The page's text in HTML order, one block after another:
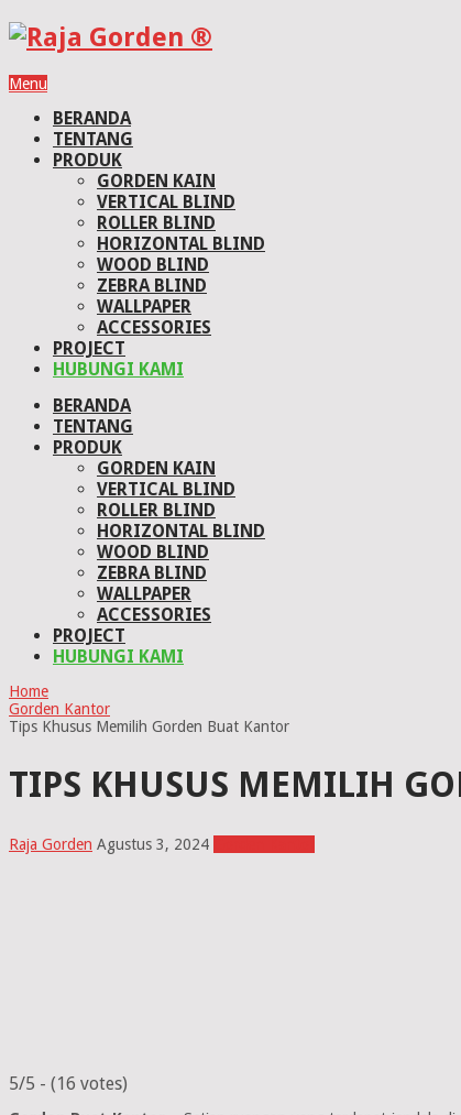
Menu
BERANDA
TENTANG
PRODUK
GORDEN KAIN
VERTICAL BLIND
ROLLER BLIND
HORIZONTAL BLIND
WOOD BLIND
ZEBRA BLIND
WALLPAPER
ACCESSORIES
PROJECT
HUBUNGI KAMI
BERANDA
TENTANG
PRODUK
GORDEN KAIN
VERTICAL BLIND
ROLLER BLIND
HORIZONTAL BLIND
WOOD BLIND
ZEBRA BLIND
WALLPAPER
ACCESSORIES
PROJECT
HUBUNGI KAMI
Home
Gorden Kantor
Tips Khusus Memilih Gorden Buat Kantor
TIPS KHUSUS MEMILIH
Raja Gorden Agustus 3, 2024
5/5 - (16 votes)